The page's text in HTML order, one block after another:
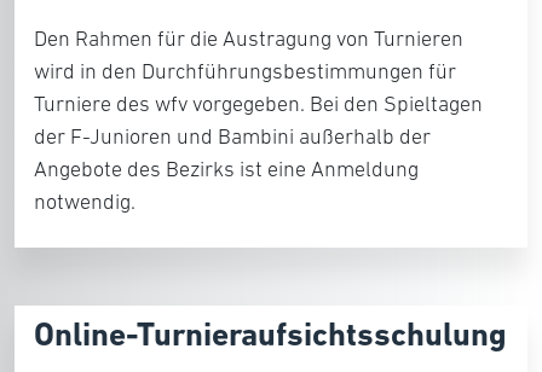
Den Rahmen für die Austragung von Turnieren
wird in den Durchführungsbestimmungen für
Turniere des wfv vorgegeben. Bei den Spieltagen
der F-Junioren und Bambini außerhalb der
Angebote des Bezirks ist eine Anmeldung
notwendig.
Online-Turnieraufsichtsschulung